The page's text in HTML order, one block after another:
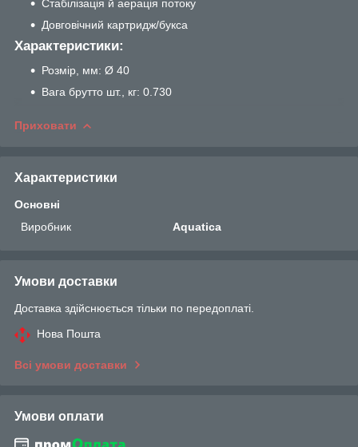
Стабілізація й аерація потоку
Довговічний картридж/букса
Характеристики:
Розмір, мм: Ø 40
Вага брутто шт., кг: 0.730
Приховати
Характеристики
Основні
Виробник
Aquatica
Умови доставки
Доставка здійснюється тільки по передоплаті.
Нова Пошта
Всі умови доставки
Умови оплати